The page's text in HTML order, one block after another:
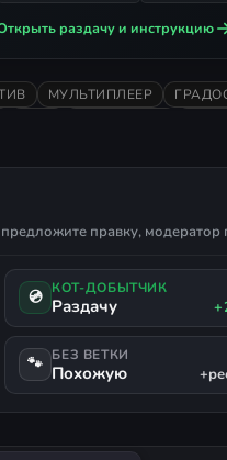
раздачу и инструкцию
МУЛЬТИПЛЕЕР
правку, модератор
💿 КОТ-ДОБЫТЧИК
Раздачу
🐾 БЕЗ ВЕТКИ
Похожую